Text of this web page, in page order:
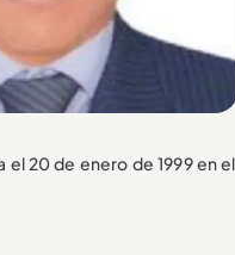
el 20 de enero de 1999 en